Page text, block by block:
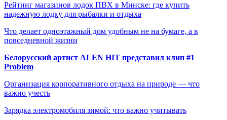
Рейтинг магазинов лодок ПВХ в Минске: где купить
надежную лодку для рыбалки и отдыха
Что делает одноэтажный дом удобным не на бумаге, а в
повседневной жизни
Белорусский артист ALEN HIT представил клип #1
Problem
Организация корпоративного отдыха на природе — что
важно учесть
Зарядка электромобиля зимой: что важно учитывать